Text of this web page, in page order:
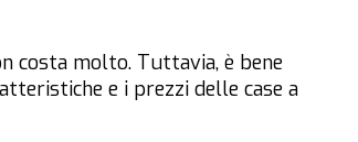
costa molto. Tuttavia, è bene
e i prezzi delle case a